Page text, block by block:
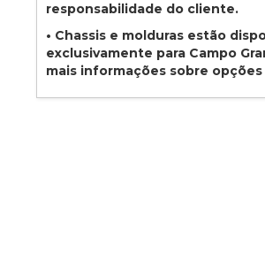
responsabilidade do cliente.
• Chassis e molduras estão
exclusivamente para Campo
mais informações sobre